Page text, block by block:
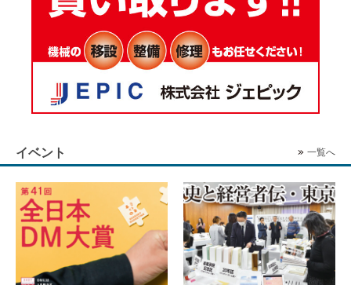
イベント 一覧へ